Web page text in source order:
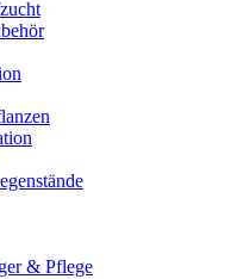
& Pflege